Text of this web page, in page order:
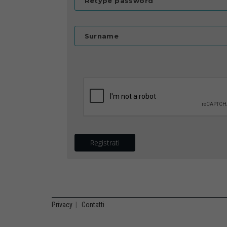
Surname
Registrati
Privacy Contatti